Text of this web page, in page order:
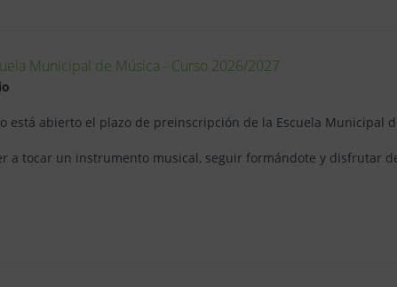
Municipal de Música - Curso 2026/2027
está abierto el plazo de preinscripción de la Escuela Municipal